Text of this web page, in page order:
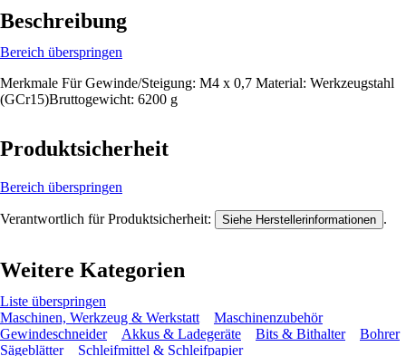
Beschreibung
Bereich überspringen
Merkmale Für Gewinde/Steigung: M4 x 0,7 Material: Werkzeugstahl
(GCr15)Bruttogewicht: 6200 g
Produktsicherheit
Bereich überspringen
Verantwortlich für Produktsicherheit: Siehe Herstellerinformationen .
Weitere Kategorien
Liste überspringen
Maschinen, Werkzeug & Werkstatt
Maschinenzubehör
Gewindeschneider
Akkus & Ladegeräte Bits & Bithalter
Bohrer
Sägeblätter
Schleifmittel & Schleifpapier